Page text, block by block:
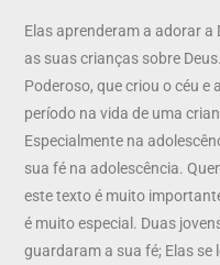
Elas aprenderam a adorar a
as suas crianças sobre
Poderoso, que criou o céu e
período na vida de uma
Especialmente na
sua fé na adolescência.
este texto é muito
é muito especial. Duas
guardaram a sua fé; Elas se